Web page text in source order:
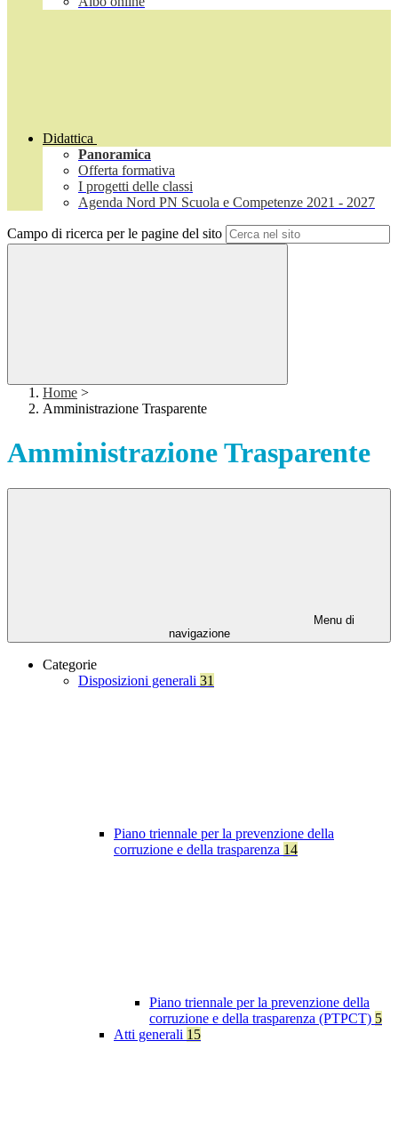
Didattica
Panoramica
Offerta formativa
I progetti delle classi
Agenda Nord PN Scuola e Competenze 2021 - 2027
Campo di ricerca per le pagine del sito
Home >
Amministrazione Trasparente
Amministrazione Trasparente
Menu di
navigazione
Categorie
Disposizioni generali 31
Piano triennale per la prevenzione della
corruzione e della trasparenza 14
Piano triennale per la prevenzione della
corruzione e della trasparenza (PTPCT) 5
Atti generali 15